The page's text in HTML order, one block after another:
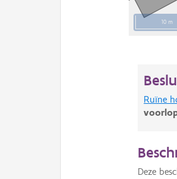
10 m
Ruïne
Deze